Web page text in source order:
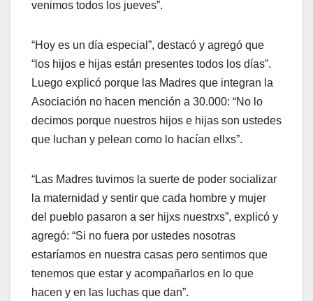
venimos todos los jueves”.
“Hoy es un día especial”, destacó y agregó que
“los hijos e hijas están presentes todos los días”.
Luego explicó porque las Madres que integran la
Asociación no hacen mención a 30.000: “No lo
decimos porque nuestros hijos e hijas son ustedes
que luchan y pelean como lo hacían ellxs”.
“Las Madres tuvimos la suerte de poder socializar
la maternidad y sentir que cada hombre y mujer
del pueblo pasaron a ser hijxs nuestrxs”, explicó y
agregó: “Si no fuera por ustedes nosotras
estaríamos en nuestra casas pero sentimos que
tenemos que estar y acompañarlos en lo que
hacen y en las luchas que dan”.